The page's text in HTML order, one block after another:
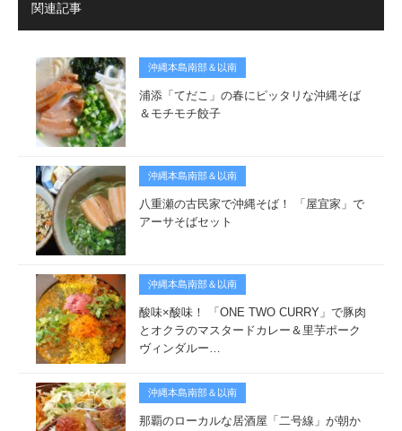
関連記事
沖縄本島南部＆以南
浦添「てだこ」の春にピッタリな沖縄そば
＆モチモチ餃子
沖縄本島南部＆以南
八重瀬の古民家で沖縄そば！ 「屋宜家」で
アーサそばセット
沖縄本島南部＆以南
酸味×酸味！ 「ONE TWO CURRY」で豚肉
とオクラのマスタードカレー＆里芋ポーク
ヴィンダルー…
沖縄本島南部＆以南
那覇のローカルな居酒屋「二号線」が朝か